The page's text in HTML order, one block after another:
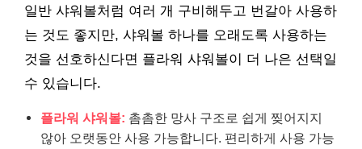
일반 샤워볼처럼 여러 개 구비해두고 번갈아 사용하
는 것도 좋지만, 샤워볼 하나를 오래도록 사용하는
것을 선호하신다면 플라워 샤워볼이 더 나은 선택일
수 있습니다.
플라워 샤워볼: 촘촘한 망사 구조로 쉽게 찢어지지
않아 오랫동안 사용 가능합니다. 편리하게 사용 가능